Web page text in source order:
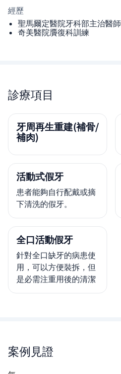
經歷
聖馬爾定醫院牙科部主治醫師
奇美醫院贗復科訓練
診療項目
牙周再生重建(補骨/
補肉)
活動式假牙
患者能夠自行配戴或摘
下清洗的假牙。
全口活動假牙
針對全口缺牙的病患使
用，可以方便裝拆，但
是必需注重用後的清潔
案例見證